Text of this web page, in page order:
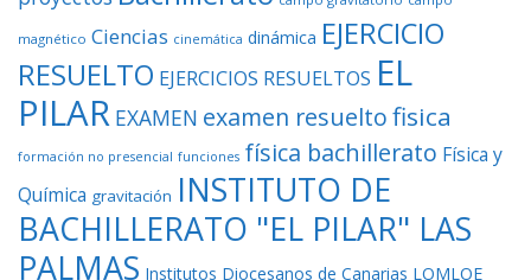
magnético Ciencias cinemática dinámica EJERCICIO
RESUELTO EJERCICIOS RESUELTOS EL
PILAR EXAMEN examen resueltofisica
formación no presencial funciones física bachillerato Física y
Química gravitación INSTITUTO DE
BACHILLERATO "EL PILAR" LAS
PALMAS Institutos Diocesanos de Canarias LOMLOE